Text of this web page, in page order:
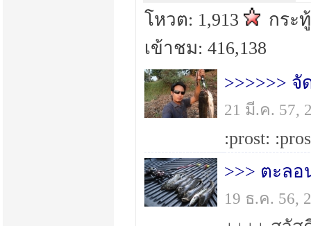
โหวต: 1,913
กระ
เข้าชม: 416,138
21 มี.ค. 57,
>>> ตะลอ
19 ธ.ค. 56,